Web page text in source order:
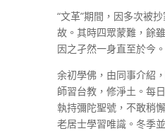
“文革”期間，因多次被
故。其時四眾蒙難，餘
因之孑然一身直至於今。
余初學佛，由同事介紹
師習台教，修淨土。每
執持彌陀聖號，不敢稍
老居士學習唯識。冬季